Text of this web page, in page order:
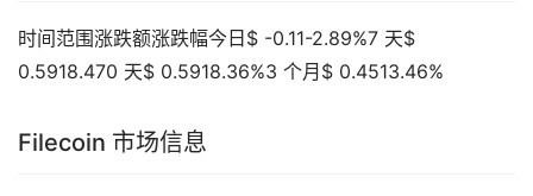
时间范围涨跌额涨跌幅今日$ -0.11-2.89%7 天$
0.5918.470 天$ 0.5918.36%3 个月$ 0.4513.46%
Filecoin 市场信息